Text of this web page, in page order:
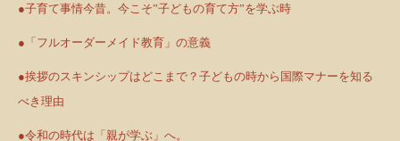
●子育て事情今昔。今こそ”子どもの育て方”を学ぶ時
●「フルオーダーメイド教育」の意義
●挨拶のスキンシップはどこまで？子どもの時から国際マナーを知る
べき理由
●令和の時代は「親が学ぶ」へ。